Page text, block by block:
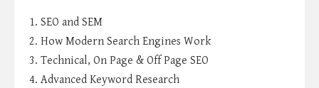
1. SEO and SEM
2. How Modern Search Engines Work
3. Technical, On Page & Off Page SEO
4. Advanced Keyword Research